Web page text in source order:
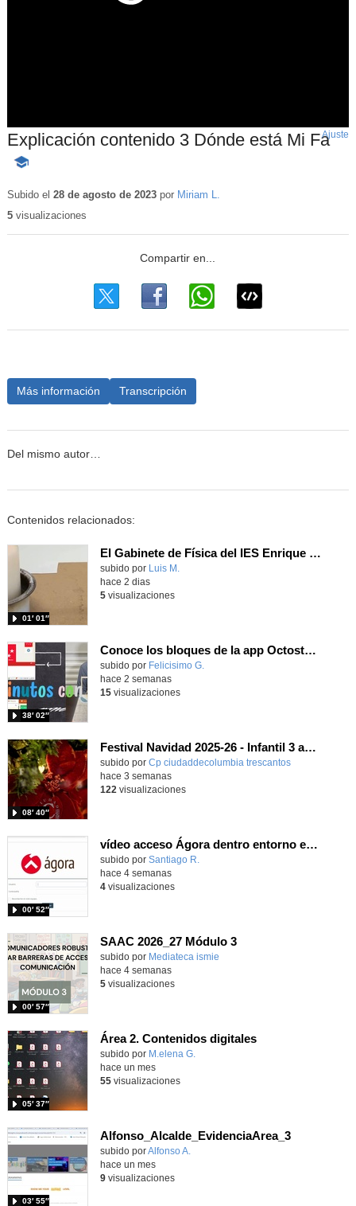
Explicación contenido 3 Dónde está Mi Fa
-
educativo
Ajuste
Subido el 28 de agosto de 2023por Miriam L.
5visualizaciones
Más información Transcripción
Del mismo autor…
Contenidos relacionados:
El Gabinete de Física del IES Enrique Tierno Galván de Parla (Curso 25-26)
Contenido educativo.
subido por Luis M.
01′ 01″
hace 2 dias
5visualizaciones
Conoce los bloques de la app Octostudio, gratuito, offline y para tu tablet y móvil - Contenido educativo
Contenido educativo.
subido por Felicisimo G.
38′ 02″
hace 2 semanas
15visualizaciones
Festival Navidad 2025-26 - Infantil 3 años
subido por Cp ciudaddecolumbia trescantos
08′ 40″
-
hace 3 semanas
122 visualizaciones
vídeo acceso Ágora dentro entorno escuela
Contenido educativo.
subido por Santiago R.
00′ 52″
hace 4 semanas
4visualizaciones
SAAC 2026_27 Módulo 3
subido por Mediateca ismie
00′ 57″
hace 4 semanas
5visualizaciones
Área 2. Contenidos digitales
Contenido educativo.
subido por M.elena G.
05′ 37″
hace un mes
55visualizaciones
Alfonso_Alcalde_EvidenciaArea_3
Contenido educativo.
subido porAlfonso A.
03′ 55″
hace un mes
9visualizaciones